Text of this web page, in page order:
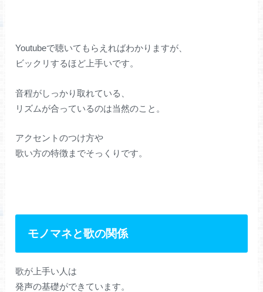
Youtubeで聴いてもらえればわかりますが、
ビックリするほど上手いです。
音程がしっかり取れている、
リズムが合っているのは当然のこと。
アクセントのつけ方や
歌い方の特徴までそっくりです。
モノマネと歌の関係
歌が上手い人は
発声の基礎ができています。